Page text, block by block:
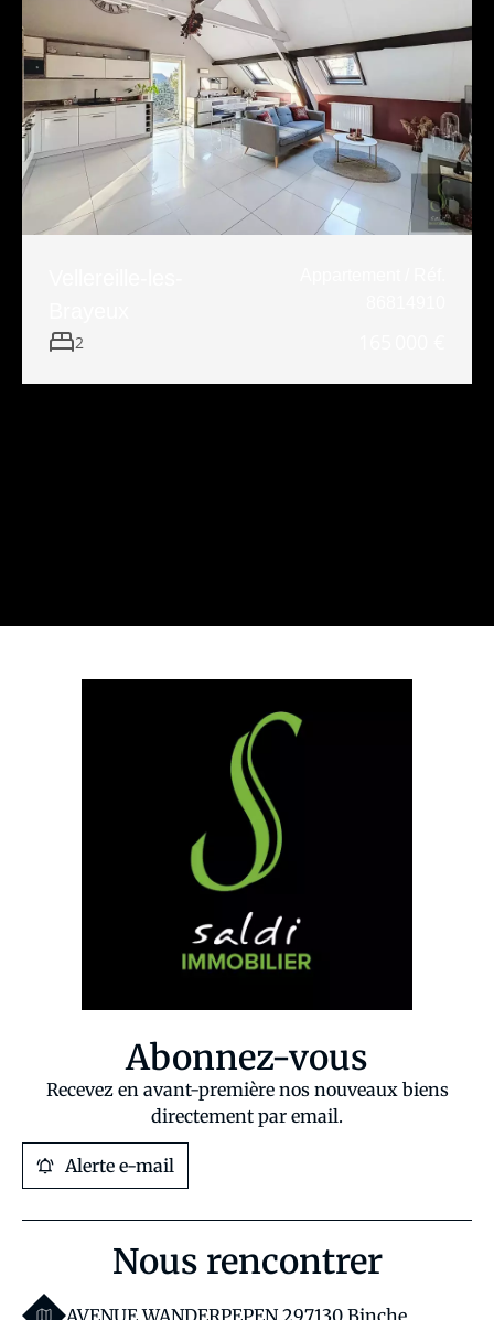
2
Abonnez-vous
Recevez en avant-première nos nouveaux biens
directement par email.
Alerte e-mail
Nous rencontrer
AVENUE WANDERPEPEN 297130 Binche